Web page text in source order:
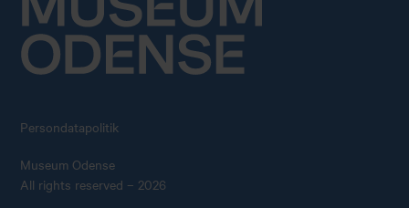
Persondatapolitik
Museum Odense
All rights reserved – 2026